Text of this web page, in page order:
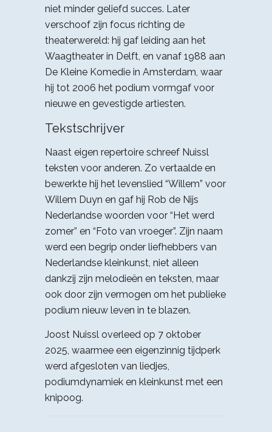
niet minder geliefd succes. Later
verschoof zijn focus richting de
theaterwereld: hij gaf leiding aan het
Waagtheater in Delft, en vanaf 1988 aan
De Kleine Komedie in Amsterdam, waar
hij tot 2006 het podium vormgaf voor
nieuwe en gevestigde artiesten.​
Tekstschrijver
Naast eigen repertoire schreef Nuissl
teksten voor anderen. Zo vertaalde en
bewerkte hij het levenslied “Willem” voor
Willem Duyn en gaf hij Rob de Nijs
Nederlandse woorden voor “Het werd
zomer” en “Foto van vroeger”. Zijn naam
werd een begrip onder liefhebbers van
Nederlandse kleinkunst, niet alleen
dankzij zijn melodieën en teksten, maar
ook door zijn vermogen om het publieke
podium nieuw leven in te blazen.​
Joost Nuissl overleed op 7 oktober
2025, waarmee een eigenzinnig tijdperk
werd afgesloten van liedjes,
podiumdynamiek en kleinkunst met een
knipoog.​